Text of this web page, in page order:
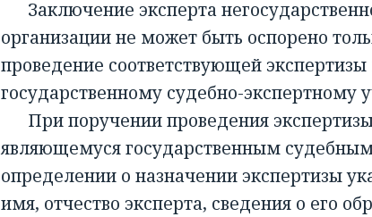
Заключение эксперта
организации не может быть оспорено
проведение соответствующей
государственному судебно-экспертному
При поручении проведения
являющемуся государственным
определении о назначении экспертизы
имя, отчество эксперта, сведения о его